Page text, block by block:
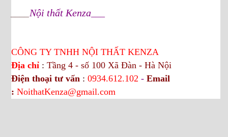
Nội thất Kenza
CÔNG TY TNHH NỘI THẤT KENZA
Địa chỉ : Tầng 4 - số 100 Xã Đàn - Hà Nội
Điện thoại tư vấn : 0934.612.102 - Email
: NoithatKenza@gmail.com